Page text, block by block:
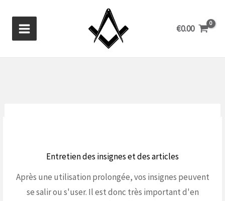
contenu
€0.00
Entretien des insignes et des articles
Après une utilisation prolongée, vos insignes peuvent
se salir ou s'user. Il est donc très important d'en